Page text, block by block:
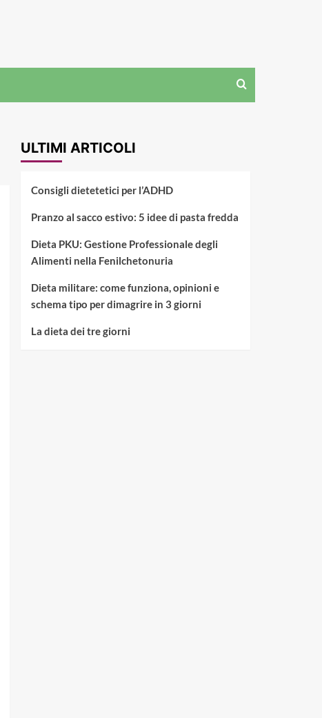
ULTIMI ARTICOLI
Consigli dietetetici per l’ADHD
Pranzo al sacco estivo: 5 idee di pasta fredda
Dieta PKU: Gestione Professionale degli
Alimenti nella Fenilchetonuria
Dieta militare: come funziona, opinioni e
schema tipo per dimagrire in 3 giorni
La dieta dei tre giorni